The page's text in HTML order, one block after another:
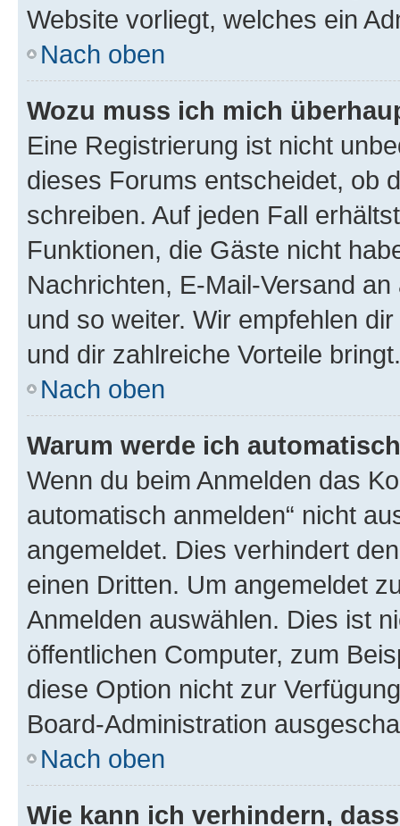
Website vorliegt, welches ein
Nach oben
Wozu muss ich mich
Eine Registrierung ist nicht
dieses Forums entscheidet, ob
schreiben. Auf jeden Fall
Funktionen, die Gäste nicht
Nachrichten, E-Mail-Versand
und so weiter. Wir empfehlen
und dir zahlreiche Vorteile bringt.
Nach oben
Warum werde ich
Wenn du beim Anmelden das
automatisch anmelden“ nicht
angemeldet. Dies verhindert
einen Dritten. Um angemeldet
Anmelden auswählen. Dies ist
öffentlichen Computer, zum
diese Option nicht zur
Board-Administration
Nach oben
Wie kann ich verhindern,